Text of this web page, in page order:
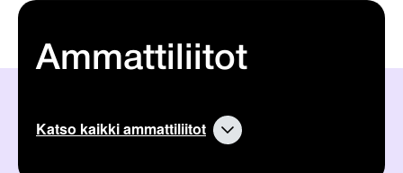
Ammattiliitot
Katso kaikki ammattiliitot